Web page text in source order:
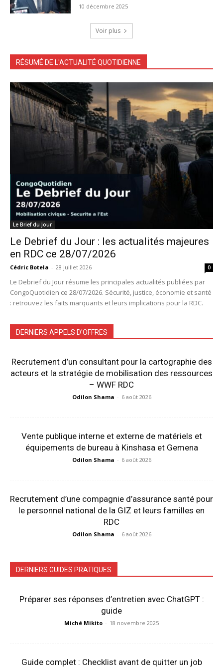
10 décembre 2025
Voir plus
RÉSUMÉ DE L'ACTUALITÉ QUOTIDIENNE
Le Brief du Jour
Le Debrief du Jour : les actualités majeures
en RDC ce 28/07/2026
Cédric Botela - 28 juillet 2026 0
Le Debrief du Jour résume les principales actualités publiées par
CongoQuotidien ce 28/07/2026. Sécurité, justice, économie et santé
: retrouvez les faits marquants et leurs implications pour la RDC.
DERNIERS APPELS D'OFFRES
Recrutement d’un consultant pour la cartographie des
acteurs et la stratégie de mobilisation des ressources
– WWF RDC
Odilon Shama - 6 août 2026
Vente publique interne et externe de matériels et
équipements de bureau à Kinshasa et Gemena
Odilon Shama - 6 août 2026
Recrutement d’une compagnie d’assurance santé pour
le personnel national de la GIZ et leurs familles en
RDC
Odilon Shama - 6 août 2026
DERNIERS GUIDES PRATIQUES
Préparer ses réponses d’entretien avec ChatGPT :
guide
Miché Mikito - 18 novembre 2025
Guide complet : Checklist avant de quitter un job